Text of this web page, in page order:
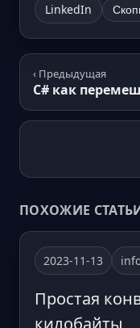
LinkedIn
‹ Предыдущая
C# как
ПОХОЖИЕ
2023-11-13
Простая
килобайты